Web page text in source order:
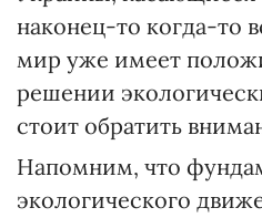
наконец-то когда-то
мир уже имеет
решении
стоит обратить
Напомним, что
экологического